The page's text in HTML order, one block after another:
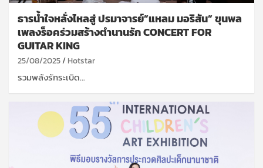
ธารน้ำใจหลั่งไหลสู่ ปรมาจารย์”แหลม มอริสัน” ขุนพล
เพลงร็อคร่วมสร้างตำนานรัก CONCERT FOR
GUITAR KING
25/08/2025 Hotstar
รวมพลังรักระเบิด…